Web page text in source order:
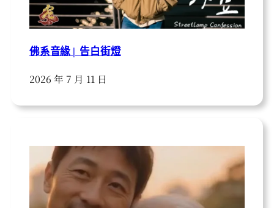
佛系音緣 | 告白街燈
2026 年 7 月 11 日